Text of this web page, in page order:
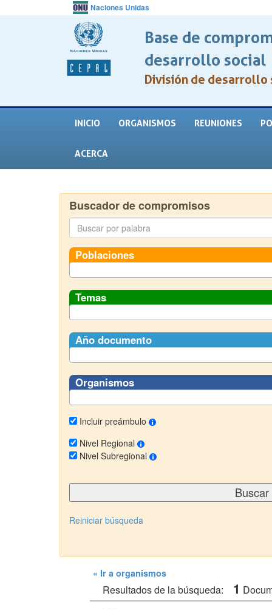
Naciones Unidas
Base de
desarrollo social
División de desarrollo
INICIO ORGANISMOS REUNIONES
ACERCA
Buscador de compromisos
Poblaciones
Temas
Año documento
Organismos
Incluir preámbulo
Nivel Regional
Nivel Subregional
Reiniciar búsqueda
« Ir a organismos
Resultados de la búsqueda: 1